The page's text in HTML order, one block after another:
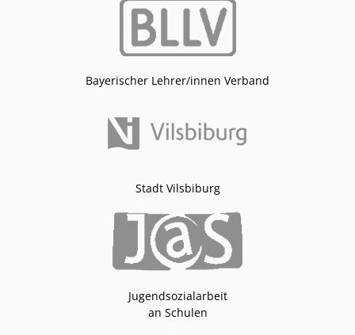
Bayerischer Lehrer/innen Verband
Stadt Vilsbiburg
Jugendsozialarbeit
an Schulen